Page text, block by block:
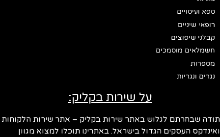
ספא ועיסויים
רופאי שיניים
קבלני שיפוצים
חשמלאים מוסמכים
מספרות
נגרים ונגריות
על שירות בקליק:
תודה שבחרתם לגלוש באתר שירות בקליק – אתר שירות הלקוחות
ואינדקס העסקים הגדול בישראל. באתרינו תוכלו למצוא מגוון